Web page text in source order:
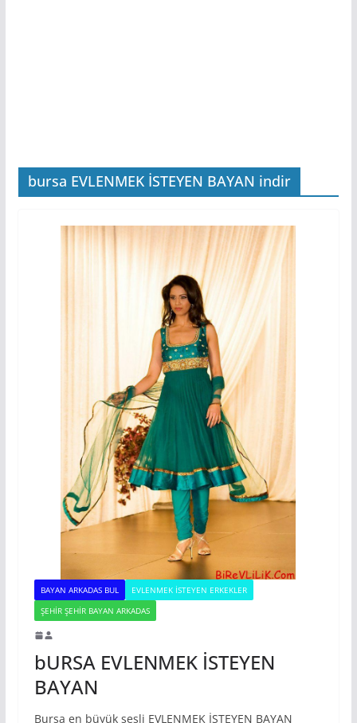
bursa EVLENMEK İSTEYEN BAYAN indir
BAYAN ARKADAS BUL
EVLENMEK İSTEYEN ERKEKLER
ŞEHIR ŞEHIR BAYAN ARKADAS
bURSA EVLENMEK İSTEYEN
BAYAN
Bursa en büyük sesli EVLENMEK İSTEYEN BAYAN